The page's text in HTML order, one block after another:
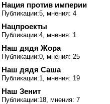
Нация против империи
Публикации:5, мнения: 4
Нацпроекты
Публикации:4, мнения: 1
Наш дядя Жора
Публикации:0, мнения: 25
Наш дядя Саша
Публикации:1, мнения: 19
Наш Зенит
Публикации:18, мнения: 7